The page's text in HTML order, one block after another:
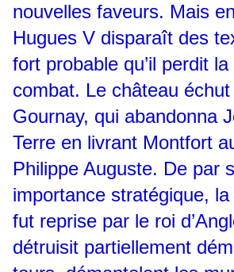
nouvelles faveurs. Mais
Hugues V disparaît des
fort probable qu’il perdit la
combat. Le château
Gournay, qui abandonna
Terre en livrant Montfort
Philippe Auguste. De par
importance stratégique,
fut reprise par le roi
détruisit partiellement